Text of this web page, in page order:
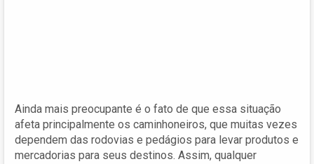
Ainda mais preocupante é o fato de que essa situação
afeta principalmente os caminhoneiros, que muitas vezes
dependem das rodovias e pedágios para levar produtos e
mercadorias para seus destinos. Assim, qualquer